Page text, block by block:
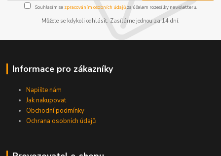
Souhlasím se zpracováním osobních údajůza účelem rozesílky newsletteru.
Můžete se kdykoli odhlásit. Zasíláme jednou za 14 dní.
Informace pro zákazníky
Napište nám
Jak nakupovat
Obchodní podmínky
Ochrana osobních údajů